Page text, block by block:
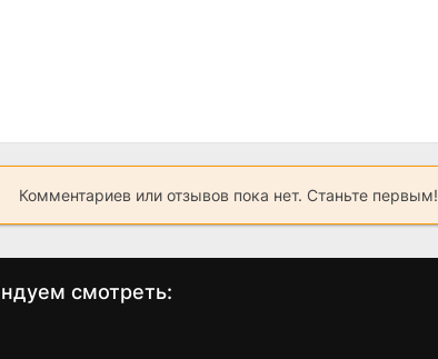
Комментариев или отзывов пока нет. Станьте первым!
смотреть: